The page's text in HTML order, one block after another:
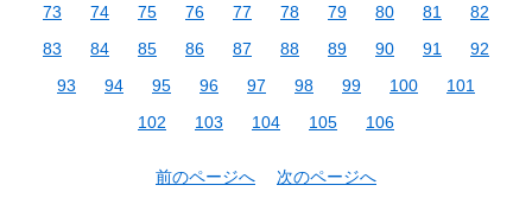
73
74 75 76 77 78 79 80 81
82
83
84 85 86 87 88 89 90 91
92
93
94 95 96 97 98 99 100
101
102
103 104 105 106
前のページへ 次のページへ